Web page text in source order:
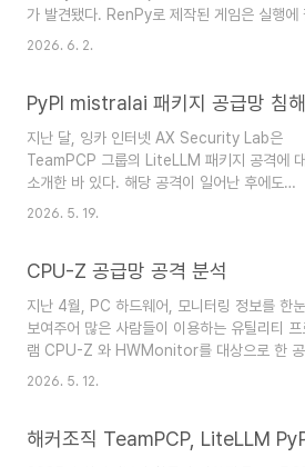
자들을 유인한다. 사이트에 접속하면 사용자에
봇이 아님을 증명하라는 가짜 CAPTCHA 안내
가 발견됐다. RenPy로 제작된 게임은 실행에
한 Python 코드와 리소스가 ZIP 파일 형태로
스크립트를 삽입했다. 해당 스크립트는 먼저 샌
께 포함된 HijackLoader를 실행하는 역할을
한다. HijackLoader는 모듈형 구조의 악성코
최종 페이로드 실행에 필요한 모듈을 복호화 및
드하는 방식으로 동작한다. 또한 DLL
2026. 6. 2.
지난 달, 잉카 인터넷 AX Security Lab은
TeamPCP 그룹의 LiteLLM 패키지 공격에
소개한 바 있다. 해당 공격이 일어난 후에도
TeamPCP의 공격은 사그라들지 않은 채 계속
공격은 PyPI mistralai 패키지의 2.4.6 버전이
유사한 정보 탈취 기능뿐만 아니라 지리적 정
특정 국가에 속할 경우 시스템을 파괴하는 기
추가됐다. 해당 패키지 페이지는 문제가 발견
일 빠르게 격리됐고, 현재는 문제가 된 버전
번 공격에 사용된 악성 패키지는 다음과 ..
2026. 5. 19.
CPU-Z 공급망 공격 분석
지난 4월, PC 하드웨어, 모니터링 정보를 한눈
보여주어 많은 사람들이 이용하는 유틸리티 프
램 CPU-Z 와 HWMonitor를 대상으로 한 공
공격이 발견되었다. 이 공격은 두 프로그램의 개
다운로드한 ZIP 파일 내 정상 파일을 실행하면
2026. 5. 12.